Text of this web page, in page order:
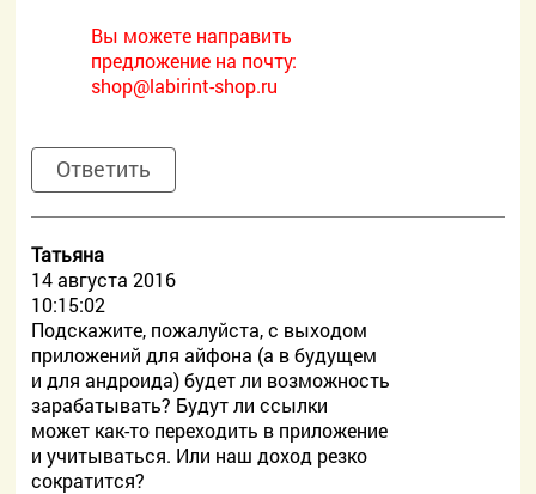
Вы можете направить
предложение на почту:
shop@labirint-shop.ru
Ответить
Татьяна
14 августа 2016
10:15:02
Подскажите, пожалуйста, с выходом
приложений для айфона (а в будущем
и для андроида) будет ли возможность
зарабатывать? Будут ли ссылки
может как-то переходить в приложение
и учитываться. Или наш доход резко
сократится?